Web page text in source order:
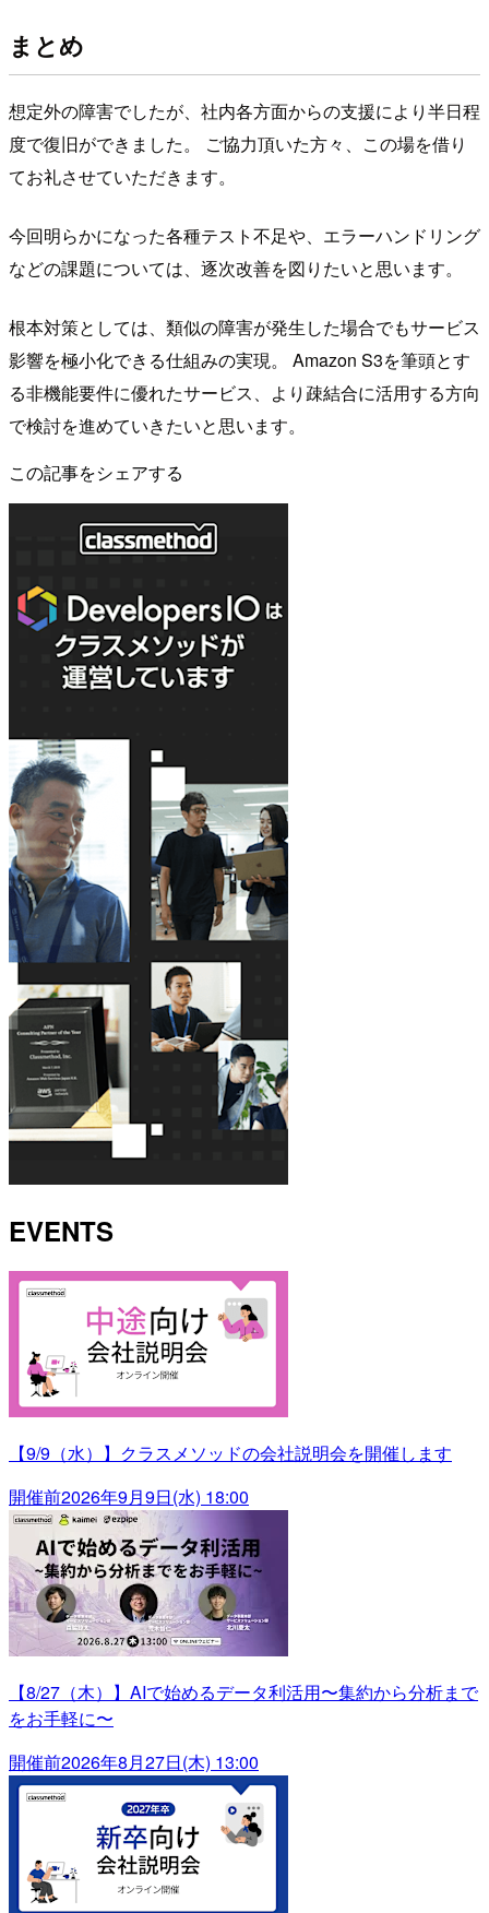
まとめ
想定外の障害でしたが、社内各方面からの支援により半日程
度で復旧ができました。 ご協力頂いた方々、この場を借り
てお礼させていただきます。
今回明らかになった各種テスト不足や、エラーハンドリング
などの課題については、逐次改善を図りたいと思います。
根本対策としては、類似の障害が発生した場合でもサービス
影響を極小化できる仕組みの実現。 Amazon S3を筆頭とす
る非機能要件に優れたサービス、より疎結合に活用する方向
で検討を進めていきたいと思います。
この記事をシェアする
EVENTS
【9/9（水）】クラスメソッドの会社説明会を開催します
開催前2026年9月9日(水) 18:00
【8/27（木）】AIで始めるデータ利活用〜集約から分析まで
をお手軽に〜
開催前2026年8月27日(木) 13:00